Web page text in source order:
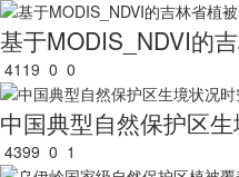
基于MODIS_NDVI的
4119 0 0
中国典型自然保护区
4399 0 1